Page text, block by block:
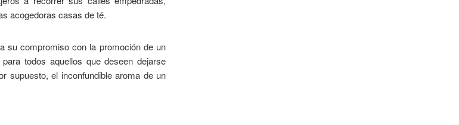
acogedoras casas de té.
su compromiso con la promoción de un
todos aquellos que deseen dejarse
supuesto, el inconfundible aroma de un